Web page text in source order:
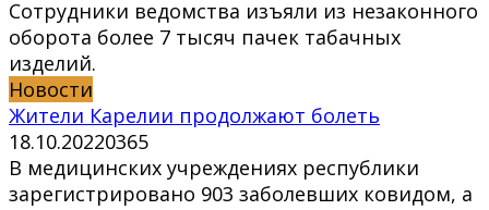
Сотрудники ведомства изъяли из незаконного
оборота более 7 тысяч пачек табачных
изделий.
Новости
Жители Карелии продолжают болеть
18.10.20220365
В медицинских учреждениях республики
зарегистрировано 903 заболевших ковидом, а